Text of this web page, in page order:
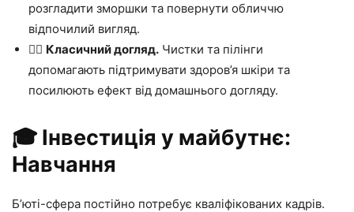
розгладити зморшки та повернути обличчю
відпочилий вигляд.
💆‍♀️ Класичний догляд. Чистки та пілінги
допомагають підтримувати здоров’я шкіри та
посилюють ефект від домашнього догляду.
🎓 Інвестиція у майбутнє:
Навчання
Б’юті-сфера постійно потребує кваліфікованих кадрів.